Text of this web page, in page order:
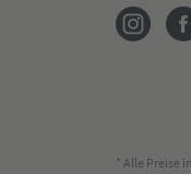
* Alle Preise